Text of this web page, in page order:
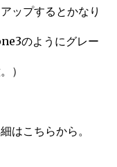
ップするとかなり
のようにグレー
）
はこちらから。